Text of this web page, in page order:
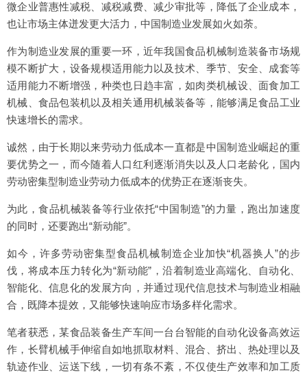
微企业普惠性减税、减税减费、减少审批等，降低了企业成本，
也让市场主体迸发更大活力，中国制造业发展如火如荼。
作为制造业发展的重要一环，近年我国食品机械制造装备市场规
模不断扩大，设备规模适用能力以及技术、季节、安全、成套等
适用能力不断增强，种类也日趋丰富，如肉类机械设、面食加工
机械、食品包装机以及相关通用机械装备等，能够满足食品工业
快速增长的需求。
诚然，由于长期以来劳动力低成本一直都是中国制造业崛起的重
要优势之一，而今随着人口红利逐渐消失以及人口老龄化，国内
劳动密集型制造业劳动力低成本的优势正在逐渐丧失。
为此，食品机械装备等行业依托“中国制造”的力量，跑出加速度
的同时，还要跑出“新动能”。
如今，许多劳动密集型食品机械制造企业加快“机器换人”的步
伐，将成本压力转化为“新动能”，沿着制造业高端化、自动化、
智能化、信息化的发展方向，并通过现代信息技术与制造业相融
合，既降本提效，又能够快速响应市场多样化需求。
笔者获悉，某食品装备生产车间一台台智能的自动化设备高效运
作，长臂机械手伸缩自如地抓取材料、混合、挤出、热处理以及
轨迹作业、运送下线，一切有条不紊，不仅使生产效率和加工质